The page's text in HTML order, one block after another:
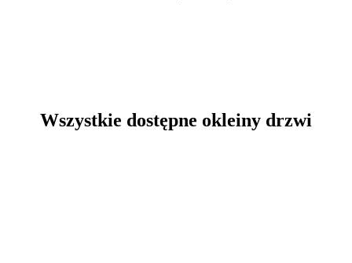
Wszystkie dostępne okleiny drzwi